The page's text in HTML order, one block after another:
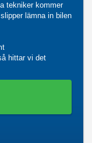
tekniker kommer
lämna in bilen
hittar vi det